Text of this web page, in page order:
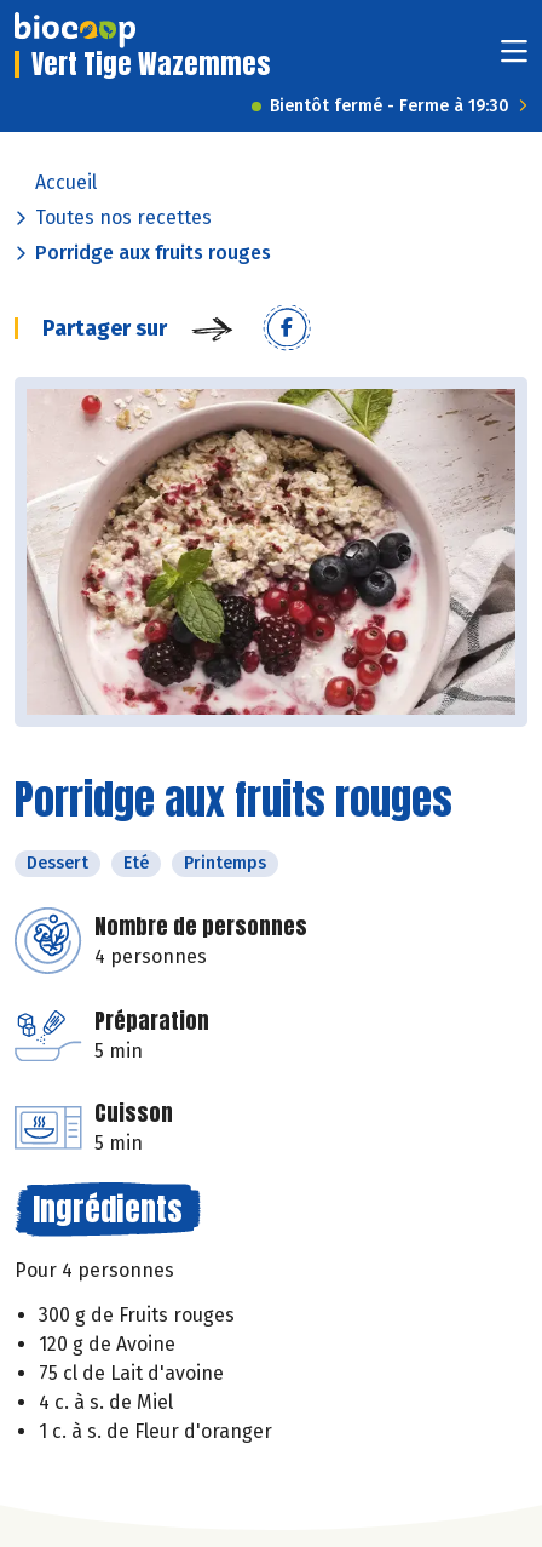
Vert Tige Wazemmes
Bientôt fermé - Ferme à 19:30
Accueil
Toutes nos recettes
Porridge aux fruits rouges
Partager sur
Porridge aux fruits rouges
Dessert Eté Printemps
Nombre de personnes
4 personnes
Préparation
5 min
Cuisson
5 min
Ingrédients
Pour 4 personnes
300 g de Fruits rouges
120 g de Avoine
75 cl de Lait d'avoine
4 c. à s. de Miel
1 c. à s. de Fleur d'oranger